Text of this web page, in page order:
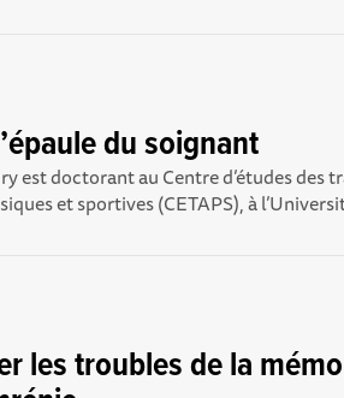
du soignant
est doctorant au Centre d’études des
et sportives (CETAPS), à
les troubles de la